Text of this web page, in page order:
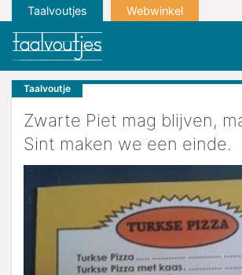
Taalvoutjes Webwinkel
Taalvoutje
Zwarte Piet mag blijven,
Sint maken we een einde.